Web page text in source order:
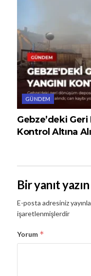
GÜNDEM
Gebze’deki Geri
Kontrol Altına
Bir yanıt yazın
E-posta adresiniz
işaretlenmişlerdir
Yorum *